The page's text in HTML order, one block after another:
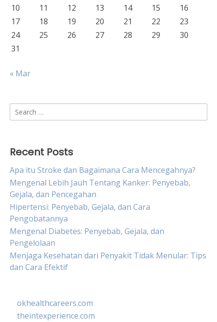
10
11 12 13 14 15
16
17
18 19 20 21 22
23
24
25 26 27 28 29
30
31
« Mar
Search
for:
Recent Posts
Apa itu Stroke dan Bagaimana Cara Mencegahnya?
Mengenal Lebih Jauh Tentang Kanker: Penyebab,
Gejala, dan Pencegahan
Hipertensi: Penyebab, Gejala, dan Cara
Pengobatannya
Mengenal Diabetes: Penyebab, Gejala, dan
Pengelolaan
Menjaga Kesehatan dari Penyakit Tidak Menular: Tips
dan Cara Efektif
okhealthcareers.com
theintexperience.com